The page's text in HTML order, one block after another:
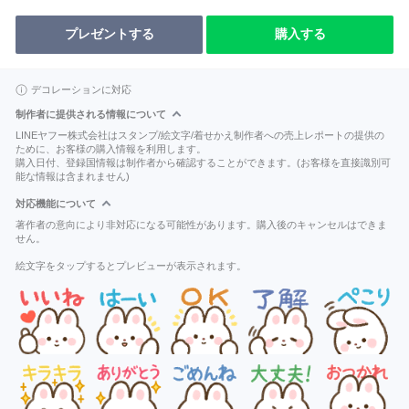
プレゼントする 購入する
デコレーションに対応
制作者に提供される情報について
LINEヤフー株式会社はスタンプ/絵文字/着せかえ制作者への売上レポートの提供の
ために、お客様の購入情報を利用します。
購入日付、登録国情報は制作者から確認することができます。(お客様を直接識別可
能な情報は含まれません)
対応機能について
著作者の意向により非対応になる可能性があります。購入後のキャンセルはできま
せん。
絵文字をタップするとプレビューが表示されます。